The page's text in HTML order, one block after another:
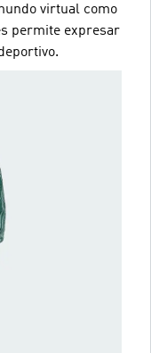
virtual como
permite expresar